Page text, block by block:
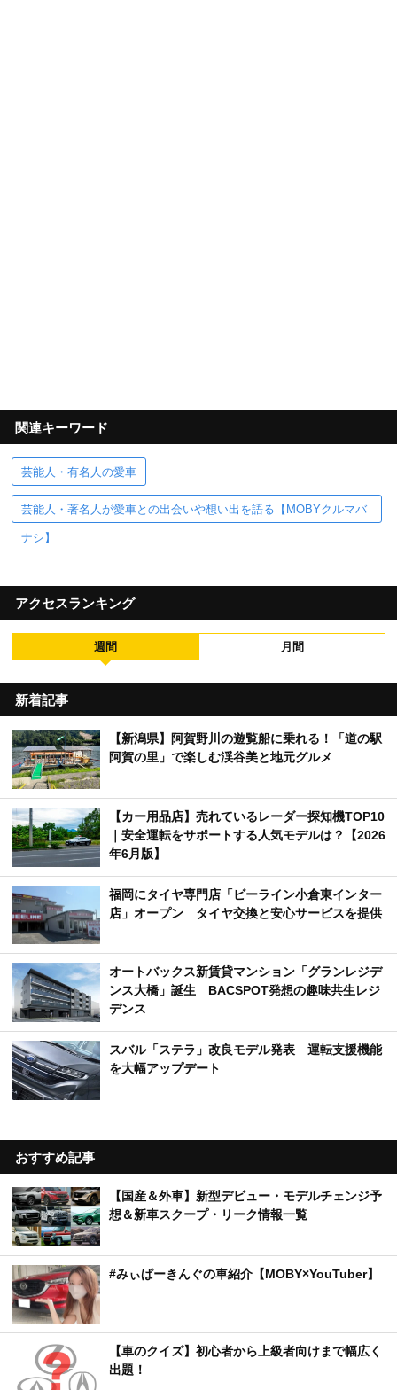
関連キーワード
芸能人・有名人の愛車
芸能人・著名人が愛車との出会いや想い出を語る【MOBYクルマバ
ナシ】
アクセスランキング
週間 月間
新着記事
【新潟県】阿賀野川の遊覧船に乗れる！「道の駅
阿賀の里」で楽しむ渓谷美と地元グルメ
【カー用品店】売れているレーダー探知機TOP10
｜安全運転をサポートする人気モデルは？【2026
年6月版】
福岡にタイヤ専門店「ビーライン小倉東インター
店」オープン タイヤ交換と安心サービスを提供
オートバックス新賃貸マンション「グランレジデ
ンス大橋」誕生 BACSPOT発想の趣味共生レジ
デンス
スバル「ステラ」改良モデル発表 運転支援機能
を大幅アップデート
おすすめ記事
【国産＆外車】新型デビュー・モデルチェンジ予
想＆新車スクープ・リーク情報一覧
#みぃぱーきんぐの車紹介【MOBY×YouTuber】
【車のクイズ】初心者から上級者向けまで幅広く
出題！